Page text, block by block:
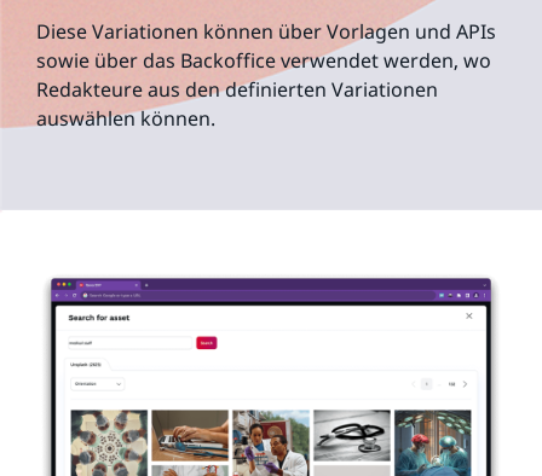
Diese Variationen können über Vorlagen und APIs
sowie über das Backoffice verwendet werden, wo
Redakteure aus den definierten Variationen
auswählen können.